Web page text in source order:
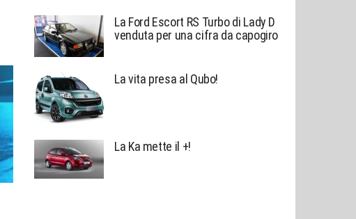
La Ford Escort RS Turbo di Lady D
venduta per una cifra da capogiro
La vita presa al Qubo!
La Ka mette il +!